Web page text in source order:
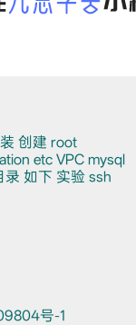
创建 root
etc VPC mysql
录 如下 实验 ssh
号-1